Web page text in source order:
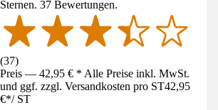
Sternen. 37 Bewertungen.
(37)
Preis — 42,95 € * Alle Preise inkl. MwSt.
und ggf. zzgl. Versandkosten pro ST42,95
€*/ ST